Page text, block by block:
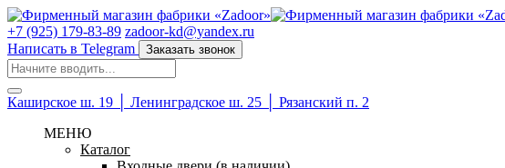
+7 (925) 179-83-89 zadoor-kd@yandex.ru
Написать в Telegram
Заказать звонок
Каширское ш. 19 │ Ленинградское ш. 25 │ Рязанский п. 2
МЕНЮ
Каталог